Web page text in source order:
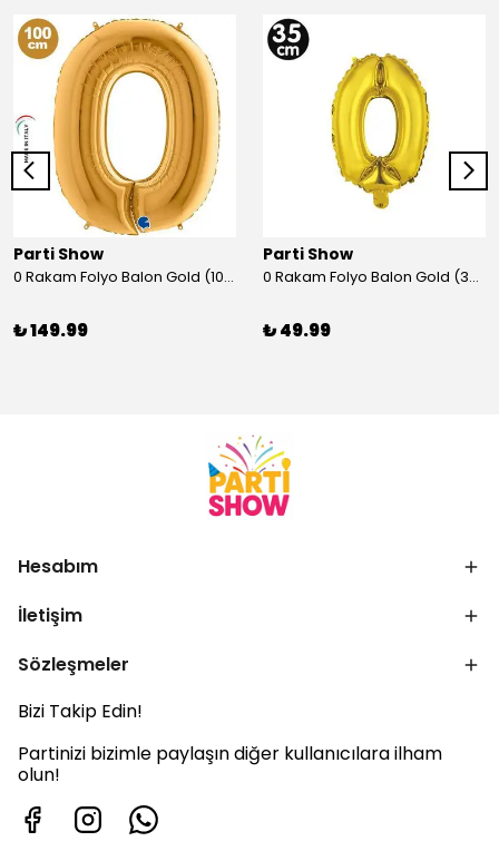
Parti Show
0 Rakam Folyo Balon Gold (100x70 cm)
₺ 149.99
Parti Show
0 Rakam Folyo Balon Gold (35 cm)
₺ 49.99
Hesabım
İletişim
Sözleşmeler
Bizi Takip Edin!
Partinizi bizimle paylaşın diğer kullanıcılara ilham
olun!